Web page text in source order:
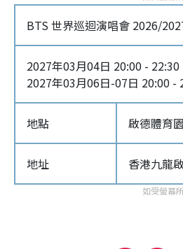
BTS 世界巡迴演唱會 2026/
2027年03月04日 20:00 - 22:30
2027年03月06日-07日 20:00 -
地點 啟德體育
地址 香港九龍